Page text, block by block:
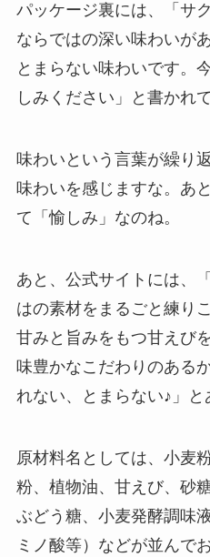
パッケージ裏には、「サ
ならではの深い味わいが
とまらない味わいです。
しみください」と書かれ
味わいという言葉が繰り
味わいを感じますな。あ
て「愉しみ」なのね。
あと、公式サイトには、
はの素材をまるごと練り
甘みと旨みをもつ甘えび
味豊かなこだわりのある
れない、とまらない♪」と
原材料名としては、小麦
粉、植物油、甘えび、砂
ぶどう糖、小麦発酵調味
ミノ酸等）などが並んで